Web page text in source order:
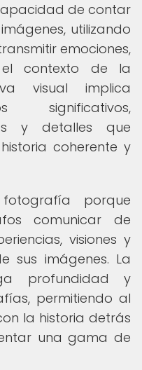
de contar
utilizando
emociones,
contexto de la
visual implica
significativos,
y detalles que
coherente y
porque
comunicar de
visiones y
sus imágenes. La
profundidad y
permitiendo al
la historia detrás
una gama de